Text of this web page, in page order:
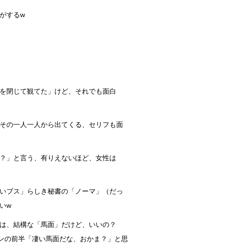
するw
じて観てた」けど、それでも面白
一人一人から出てくる、セリフも面
と言う、有りえないほど、女性は
ス」らしき秘書の「ノーマ」（だっ
w
、結構な「馬面」だけど、いいの？
前半「凄い馬面だな、おかま？」と思